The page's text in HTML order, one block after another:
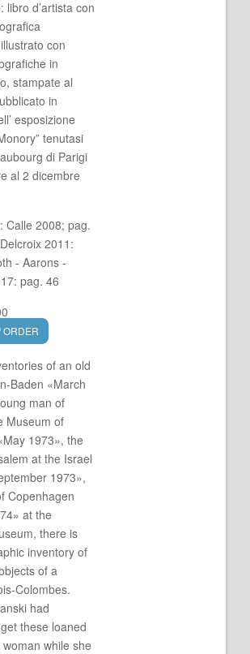
: libro d’artista con
con
in
stampate al
in
esposizione
tenutasi
di Parigi
al 2 dicembre
: Calle 2008; pag.
2011:
- Aarons -
pag. 46
ORDER
of an old
Baden «March
man of
Museum of
1973», the
at the Israel
1973»,
Copenhagen
at the
there is
inventory of
of a
Colombes.
had
these loaned
while she